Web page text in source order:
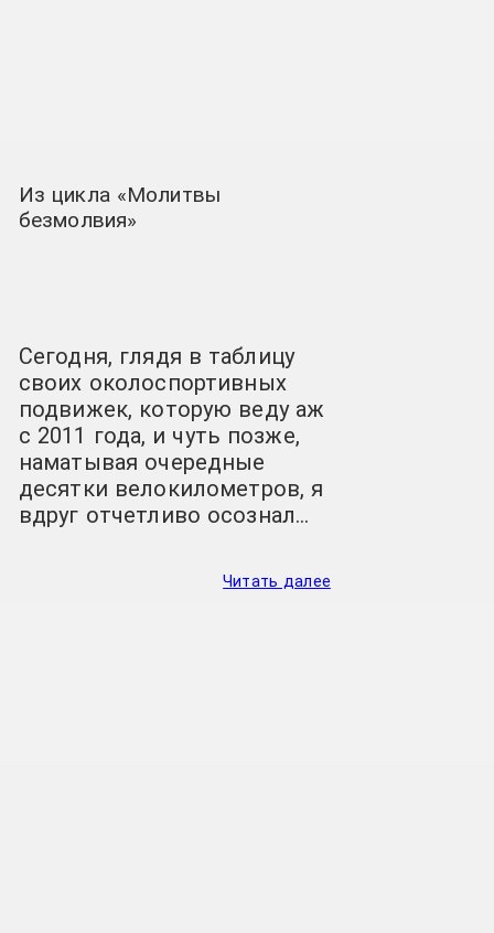
Из цикла «Молитвы
безмолвия»
Сегодня, глядя в таблицу
своих околоспортивных
подвижек, которую веду аж
с 2011 года, и чуть позже,
наматывая очередные
десятки велокилометров, я
вдруг отчетливо осознал…
Читать далее